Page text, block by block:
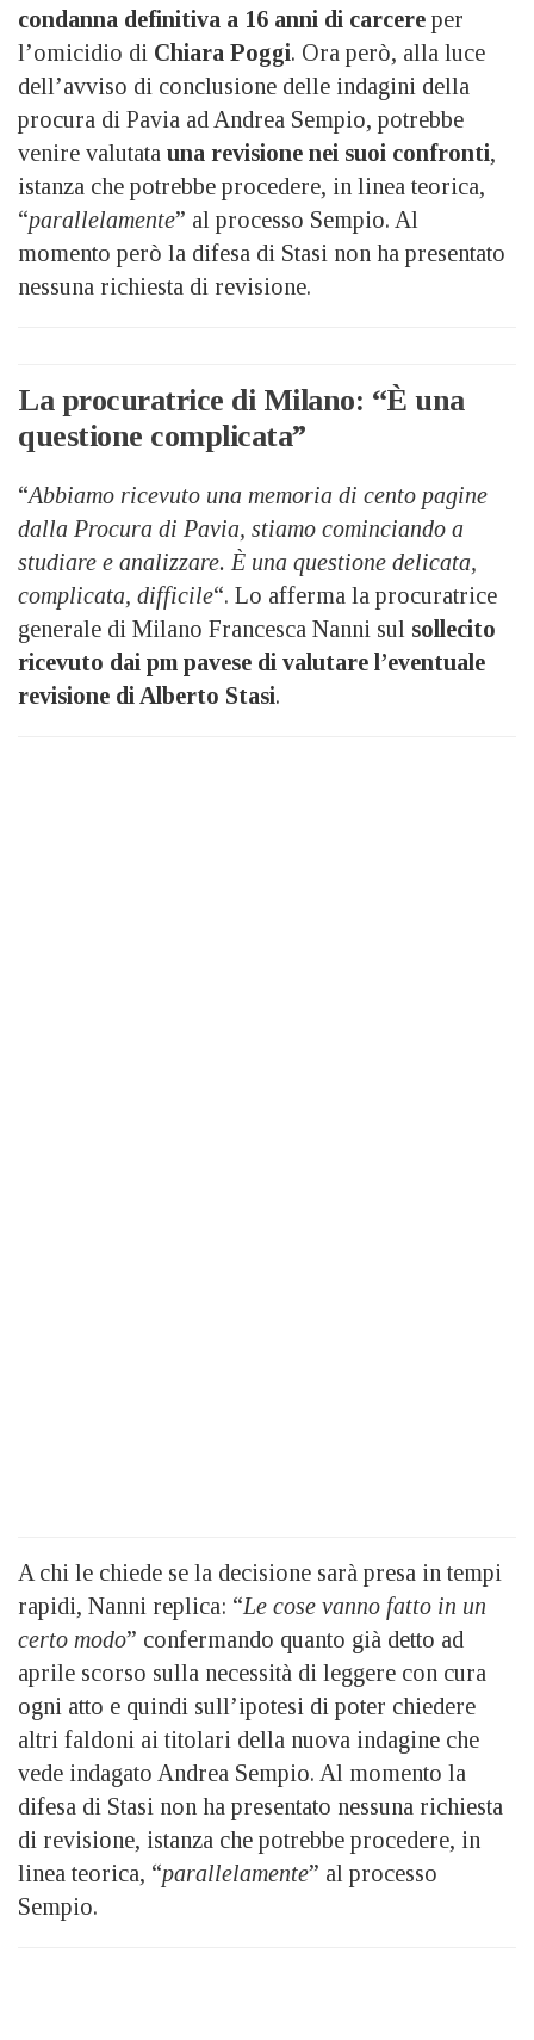
condanna definitiva a 16 anni di carcere per
l’omicidio di Chiara Poggi. Ora però, alla luce
dell’avviso di conclusione delle indagini della
procura di Pavia ad Andrea Sempio, potrebbe
venire valutata una revisione nei suoi confronti,
istanza che potrebbe procedere, in linea teorica,
“parallelamente” al processo Sempio. Al
momento però la difesa di Stasi non ha presentato
nessuna richiesta di revisione.
La procuratrice di Milano: “È una
questione complicata”
“Abbiamo ricevuto una memoria di cento pagine
dalla Procura di Pavia, stiamo cominciando a
studiare e analizzare. È una questione delicata,
complicata, difficile“. Lo afferma la procuratrice
generale di Milano Francesca Nanni sul sollecito
ricevuto dai pm pavese di valutare l’eventuale
revisione di Alberto Stasi.
A chi le chiede se la decisione sarà presa in tempi
rapidi, Nanni replica: “Le cose vanno fatto in un
certo modo” confermando quanto già detto ad
aprile scorso sulla necessità di leggere con cura
ogni atto e quindi sull’ipotesi di poter chiedere
altri faldoni ai titolari della nuova indagine che
vede indagato Andrea Sempio. Al momento la
difesa di Stasi non ha presentato nessuna richiesta
di revisione, istanza che potrebbe procedere, in
linea teorica, “parallelamente” al processo
Sempio.